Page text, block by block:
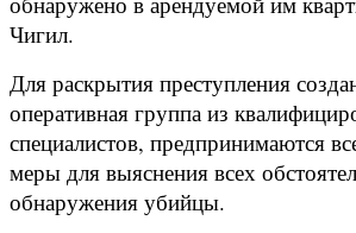
Чигил.
Для раскрытия преступления
оперативная группа из
специалистов, предпринимаются
меры для выяснения всех
обнаружения убийцы.